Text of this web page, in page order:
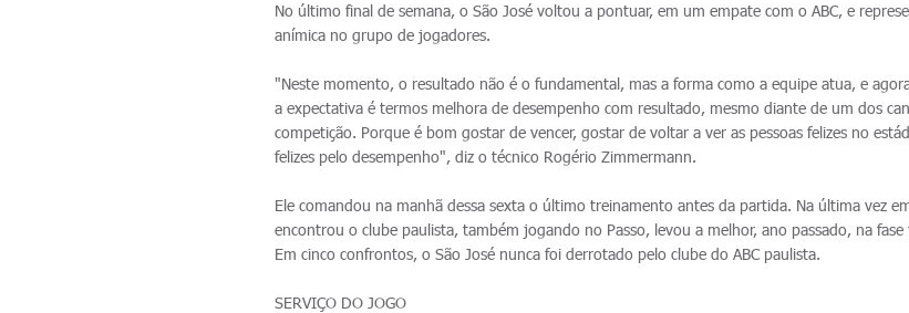
No último final de semana, o São José voltou a pontuar, em um empate com o ABC, e
anímica no grupo de jogadores.
"Neste momento, o resultado não é o fundamental, mas a forma como a equipe atua, e
a expectativa é termos melhora de desempenho com resultado, mesmo diante de um dos
competição. Porque é bom gostar de vencer, gostar de voltar a ver as pessoas felizes no
felizes pelo desempenho", diz o técnico Rogério Zimmermann.
Ele comandou na manhã dessa sexta o último treinamento antes da partida. Na última vez
encontrou o clube paulista, também jogando no Passo, levou a melhor, ano passado, na fase
Em cinco confrontos, o São José nunca foi derrotado pelo clube do ABC paulista.
SERVIÇO DO JOGO